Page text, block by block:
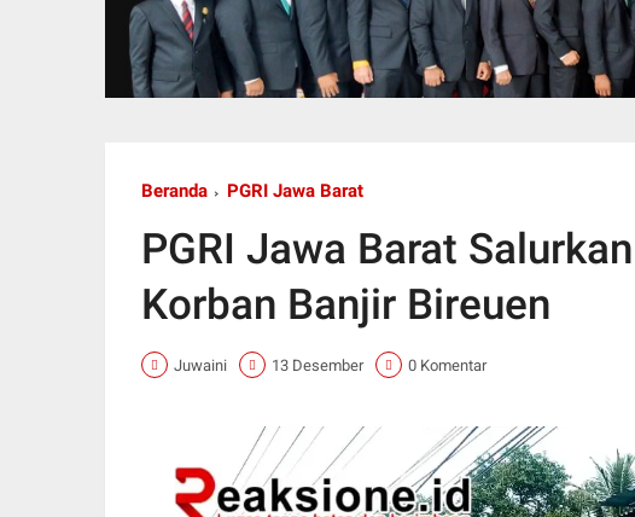
Beranda PGRI Jawa Barat
PGRI Jawa Barat
Korban Banjir Bireuen
Juwaini 13 Desember 0 Komentar